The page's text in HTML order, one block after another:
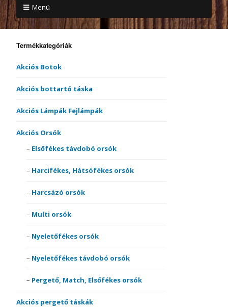
Menü
Termékkategóriák
Akciós Botok
Akciós bottartó táska
Akciós Lámpák Fejlámpák
Akciós Orsók
Elsőfékes távdobó orsók
Harcifékes, Hátsófékes orsók
Harcsázó orsók
Multi orsók
Nyeletőfékes orsók
Nyeletőfékes távdobó orsók
Pergető, Match, Elsőfékes orsók
Akciós pergető táskák